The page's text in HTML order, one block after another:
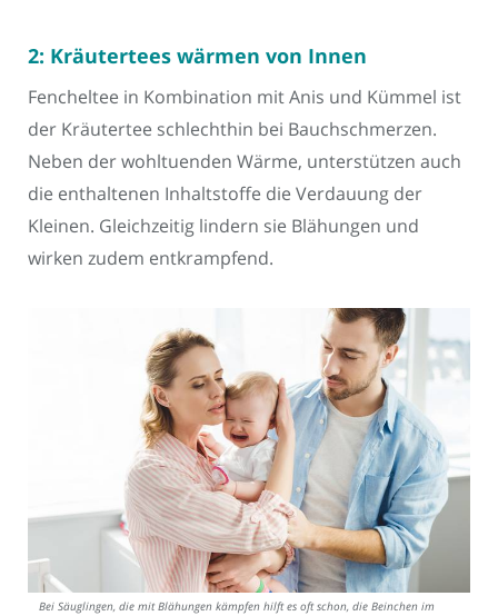
2: Kräutertees wärmen von Innen
Fencheltee in Kombination mit Anis und Kümmel ist
der Kräutertee schlechthin bei Bauchschmerzen.
Neben der wohltuenden Wärme, unterstützen auch
die enthaltenen Inhaltstoffe die Verdauung der
Kleinen. Gleichzeitig lindern sie Blähungen und
wirken zudem entkrampfend.
Bei Säuglingen, die mit Blähungen kämpfen hilft es oft schon, die Beinchen im